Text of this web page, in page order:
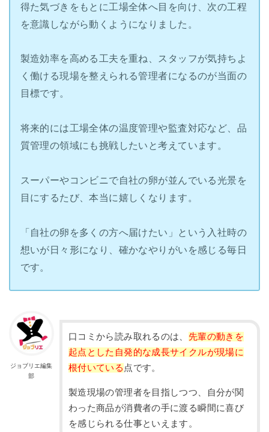
得た気づきをもとに工場全体へ目を向け、次の工程
を意識しながら動くようになりました。
製造効率を高める工夫を重ね、スタッフが気持ちよ
く働ける現場を整えられる管理者になるのが当面の
目標です。
将来的には工場全体の温度管理や監査対応など、品
質管理の領域にも挑戦したいと考えています。
スーパーやコンビニで自社の卵が並んでいる光景を
目にするたび、本当に嬉しくなります。
「自社の卵を多くの方へ届けたい」という入社時の
想いが日々形になり、確かなやりがいを感じる毎日
です。
ジョブリエ編集
部
口コミから読み取れるのは、 先輩の動きを
起点とした自発的な成長サイクルが現場に
根付いている 点です。
製造現場の管理者を目指しつつ、自分が関
わった商品が消費者の手に渡る瞬間に喜び
を感じられる仕事といえます。